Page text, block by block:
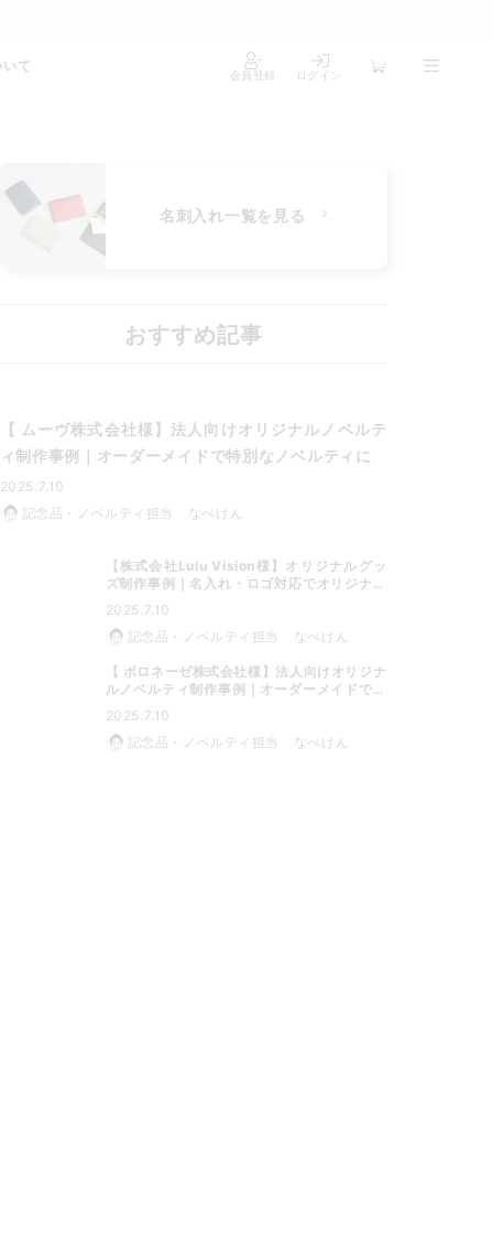
て
会員登録 ログイン
名刺入れ一覧を見る
おすすめ記事
【 ムーヴ株式会社様】法人向けオリジナルノベルテ
ィ制作事例｜オーダーメイドで特別なノベルティに
2025.7.10
記念品・ノベルティ担当 なべけん
【株式会社Lulu Vision様】オリジナルグッ
ズ制作事例｜名入れ・ロゴ対応でオリジナル
グッズに最適
2025.7.10
記念品・ノベルティ担当 なべけん
【 ボロネーゼ株式会社様】法人向けオリジナ
ルノベルティ制作事例｜オーダーメイドで特
別なノベルティに
2025.7.10
記念品・ノベルティ担当 なべけん